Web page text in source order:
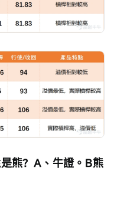
熊？A、牛證。B熊